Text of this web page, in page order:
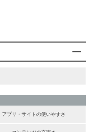
アプリ・サイトの使いやすさ